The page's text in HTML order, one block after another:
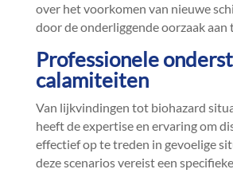
over het voorkomen van nieuwe
door de onderliggende oorzaak aan
Professionele
calamiteiten
Van lijkvindingen tot biohazard
heeft de expertise en ervaring om
effectief op te treden in gevoelige
deze scenarios vereist een